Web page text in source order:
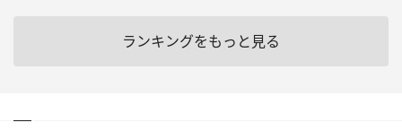
ランキングをもっと見る